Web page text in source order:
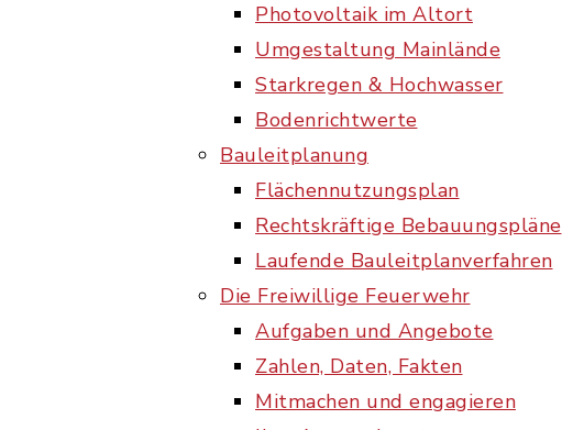
Photovoltaik im Altort
Umgestaltung Mainlände
Starkregen & Hochwasser
Bodenrichtwerte
Bauleitplanung
Flächennutzungsplan
Rechtskräftige Bebauungspläne
Laufende Bauleitplanverfahren
Die Freiwillige Feuerwehr
Aufgaben und Angebote
Zahlen, Daten, Fakten
Mitmachen und engagieren